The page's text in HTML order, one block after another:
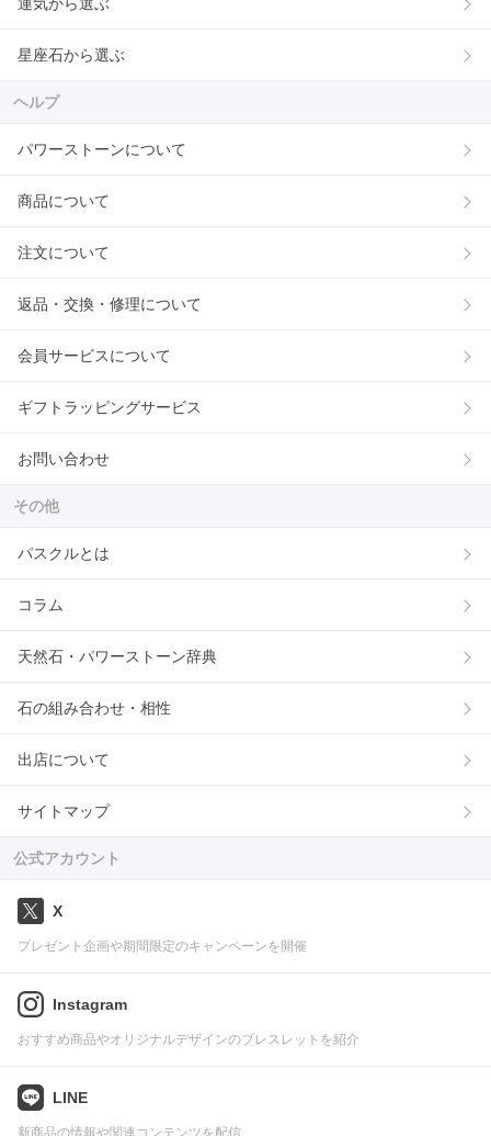
星座石から選ぶ
ヘルプ
パワーストーンについて
商品について
注文について
返品・交換・修理について
会員サービスについて
ギフトラッピングサービス
お問い合わせ
その他
パスクルとは
コラム
天然石・パワーストーン辞典
石の組み合わせ・相性
出店について
サイトマップ
公式アカウント
X
プレゼント企画や期間限定のキャンペーンを開催
Instagram
おすすめ商品やオリジナルデザインのブレスレットを紹介
LINE
新商品の情報や関連コンテンツを配信